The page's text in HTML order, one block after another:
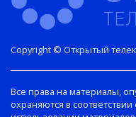
Все права на материалы,
охраняются в